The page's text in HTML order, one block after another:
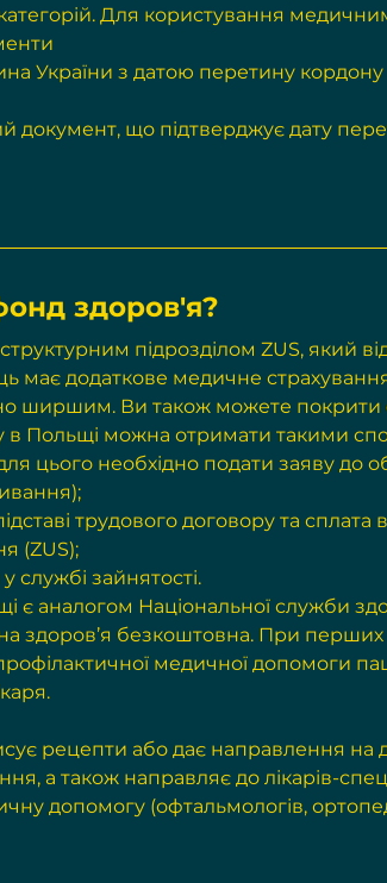
категорій. Для користування
України з датою перетину
документ, що підтверджує дату
здоров'я?
підрозділом ZUS, який
має додаткове медичне
ширшим. Ви також можете покрити
в Польщі можна отримати такими
цього необхідно подати заяву до
трудового договору та сплата
(ZUS);
службі зайнятості.
є аналогом Національної служби
здоров’я безкоштовна. При
медичної допомоги
рецепти або дає направлення на
а також направляє до лікарів-
допомогу (офтальмологів,